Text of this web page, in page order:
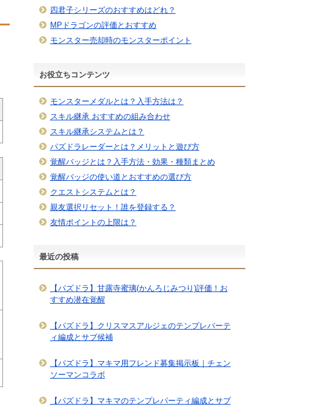
四君子シリーズのおすすめはどれ？
MPドラゴンの評価とおすすめ
モンスター売却時のモンスターポイント
お役立ちコンテンツ
モンスターメダルとは？入手方法は？
スキル継承 おすすめの組み合わせ
スキル継承システムとは？
パズドラレーダーとは？メリットと遊び方
覚醒バッジとは？入手方法・効果・種類まとめ
覚醒バッジの使い道とおすすめの選び方
クエストシステムとは？
親友選択リセット！誰を登録する？
友情ポイントの上限は？
最近の投稿
【パズドラ】甘露寺蜜璃(かんろじみつり)評価！お
すすめ潜在覚醒
【パズドラ】クリスマスアルジェのテンプレパーテ
ィ編成とサブ候補
【パズドラ】マキマ用フレンド募集掲示板｜チェン
ソーマンコラボ
【パズドラ】マキマのテンプレパーティ編成とサブ